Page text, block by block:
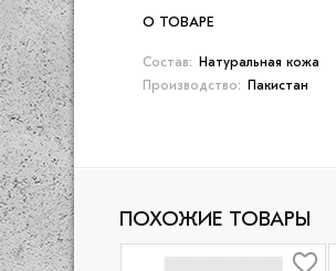
О ТОВАРЕ
Состав:
Натуральная кожа
Производство:
Пакистан
ПОХОЖИЕ ТОВАРЫ